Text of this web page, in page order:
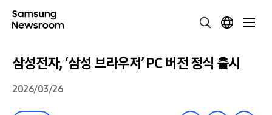
삼성전자, ‘삼성 브라우저’ PC 버전 정식 출시
2026/03/26